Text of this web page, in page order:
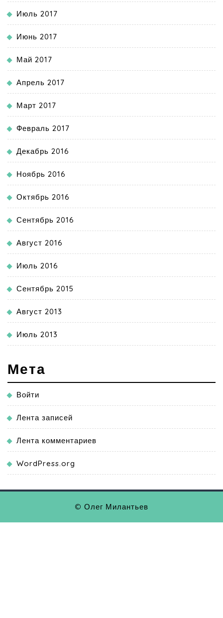
Июль 2017
Июнь 2017
Май 2017
Апрель 2017
Март 2017
Февраль 2017
Декабрь 2016
Ноябрь 2016
Октябрь 2016
Сентябрь 2016
Август 2016
Июль 2016
Сентябрь 2015
Август 2013
Июль 2013
Мета
Войти
Лента записей
Лента комментариев
WordPress.org
© Олег Милантьев